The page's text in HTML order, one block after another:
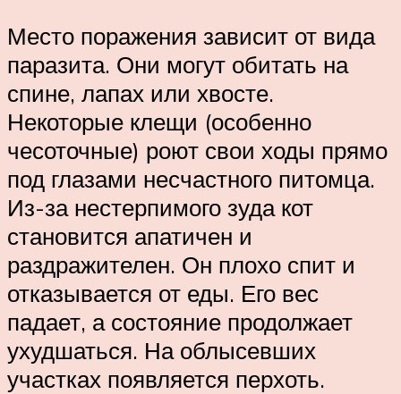
Место поражения зависит от вида
паразита. Они могут обитать на
спине, лапах или хвосте.
Некоторые клещи (особенно
чесоточные) роют свои ходы прямо
под глазами несчастного питомца.
Из-за нестерпимого зуда кот
становится апатичен и
раздражителен. Он плохо спит и
отказывается от еды. Его вес
падает, а состояние продолжает
ухудшаться. На облысевших
участках появляется перхоть.